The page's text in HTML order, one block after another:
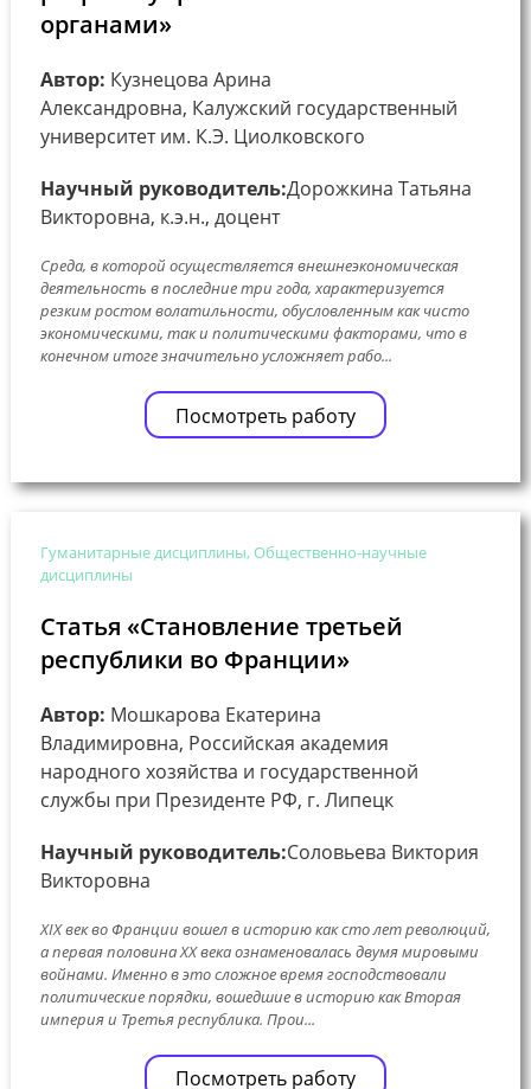
органами»
Автор: Кузнецова Арина
Александровна, Калужский государственный
университет им. К.Э. Циолковского
Научный руководитель:Дорожкина Татьяна
Викторовна, к.э.н., доцент
Среда, в которой осуществляется внешнеэкономическая
деятельность в последние три года, характеризуется
резким ростом волатильности, обусловленным как чисто
экономическими, так и политическими факторами, что в
конечном итоге значительно усложняет рабо...
Посмотреть работу
Гуманитарные дисциплины, Общественно-научные
дисциплины
Статья «Становление третьей
республики во Франции»
Автор: Мошкарова Екатерина
Владимировна, Российская академия
народного хозяйства и государственной
службы при Президенте РФ, г. Липецк
Научный руководитель:Соловьева Виктория
Викторовна
XIX век во Франции вошел в историю как сто лет революций,
а первая половина ХХ века ознаменовалась двумя мировыми
войнами. Именно в это сложное время господствовали
политические порядки, вошедшие в историю как Вторая
империя и Третья республика. Прои...
Посмотреть работу